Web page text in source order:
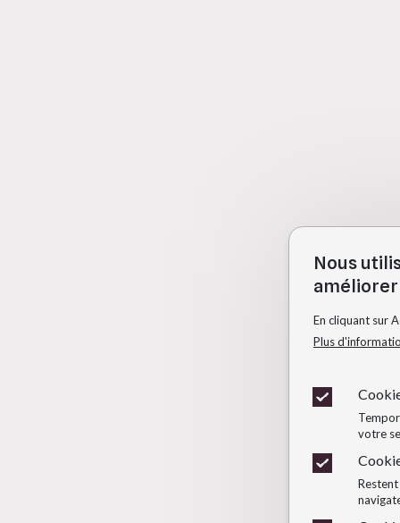
Nous
En cliquant sur
Plus
votre